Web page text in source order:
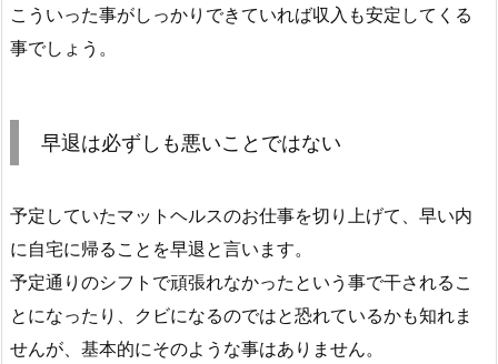
こういった事がしっかりできていれば収入も安定してくる
事でしょう。
早退は必ずしも悪いことではない
予定していたマットヘルスのお仕事を切り上げて、早い内
に自宅に帰ることを早退と言います。
予定通りのシフトで頑張れなかったという事で干されるこ
とになったり、クビになるのではと恐れているかも知れま
せんが、基本的にそのような事はありません。